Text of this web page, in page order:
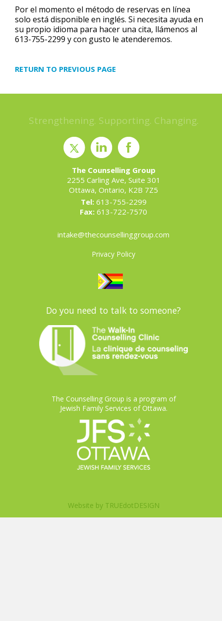
Por el momento el método de reservas en línea
solo está disponible en inglés. Si necesita ayuda en
su propio idioma para hacer una cita, llámenos al
613-755-2299 y con gusto le atenderemos.
RETURN TO PREVIOUS PAGE
Strengthening. Supporting. Changing.
The Counselling Group
2255 Carling Ave, Suite 301
Ottawa, Ontario, K2B 7Z5
Tel:613-755-2299
Fax: 613-722-7570
intake@thecounsellinggroup.com
Privacy Policy
Do you need to talk to someone?
The Counselling Group is a program of
Jewish Family Services of Ottawa.
Website by TRUEdotDESIGN